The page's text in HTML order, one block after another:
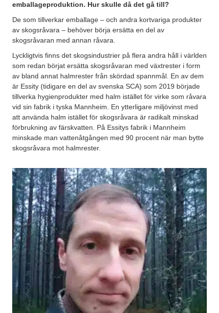
emballageproduktion. Hur skulle då det gå till?
De som tillverkar emballage – och andra kortvariga produkter
av skogsråvara – behöver börja ersätta en del av
skogsråvaran med annan råvara.
Lyckligtvis finns det skogsindustrier på flera andra håll i världen
som redan börjat ersätta skogsråvaran med växtrester i form
av bland annat halmrester från skördad spannmål. En av dem
är Essity (tidigare en del av svenska SCA) som 2019 började
tillverka hygienprodukter med halm istället för virke som råvara
vid sin fabrik i tyska Mannheim. En ytterligare miljövinst med
att använda halm istället för skogsråvara är radikalt minskad
förbrukning av färskvatten. På Essitys fabrik i Mannheim
minskade man vattenåtgången med 90 procent när man bytte
skogsråvara mot halmrester.